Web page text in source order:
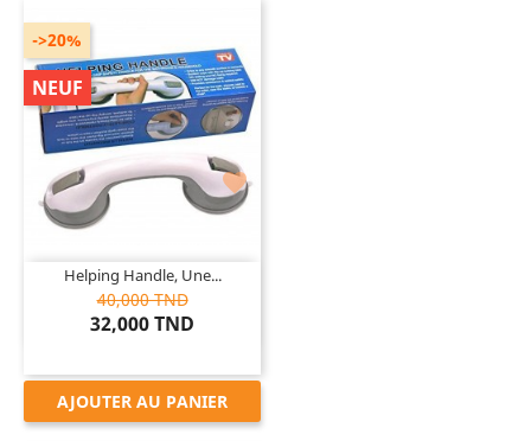

Helping Handle, Une...
40,000 TND
32,000 TND
->20%
NEUF
AJOUTER AU PANIER